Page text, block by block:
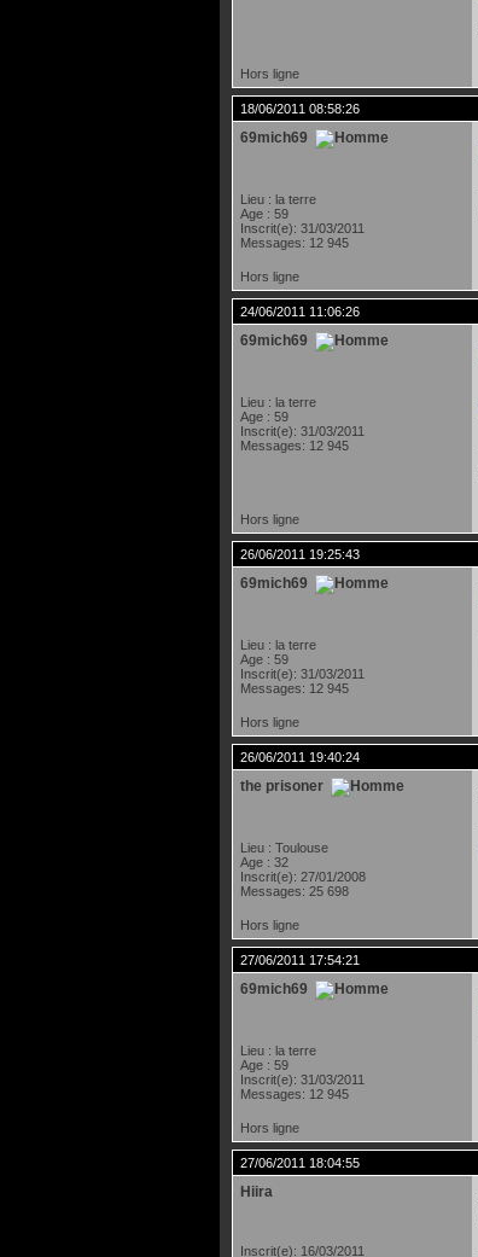
Hors ligne
18/06/2011 08:58:26
69mich69
Lieu : la terre
Age : 59
Inscrit(e): 31/03/2011
Messages: 12 945
Hors ligne
24/06/2011 11:06:26
69mich69
Lieu : la terre
Age : 59
Inscrit(e): 31/03/2011
Messages: 12 945
Hors ligne
26/06/2011 19:25:43
69mich69
Lieu : la terre
Age : 59
Inscrit(e): 31/03/2011
Messages: 12 945
Hors ligne
26/06/2011 19:40:24
the prisoner
Lieu : Toulouse
Age : 32
Inscrit(e): 27/01/2008
Messages: 25 698
Hors ligne
27/06/2011 17:54:21
69mich69
Lieu : la terre
Age : 59
Inscrit(e): 31/03/2011
Messages: 12 945
Hors ligne
27/06/2011 18:04:55
Hiira
Inscrit(e): 16/03/2011